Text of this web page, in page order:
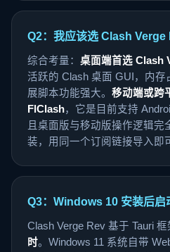
Q2：我应该选 Clash Verge
综合考量： 桌面端首选 Clash
活跃的 Clash 桌面 GUI，内存
展脚本功能强大。 移动端或跨
FlClash，它是目前支持
且桌面版与移动版操作逻辑完
装，用同一个订阅链接导入即
Q3：Windows 10 安装后启
Clash Verge Rev 基于 Tauri 框
时。Windows 11 系统自带